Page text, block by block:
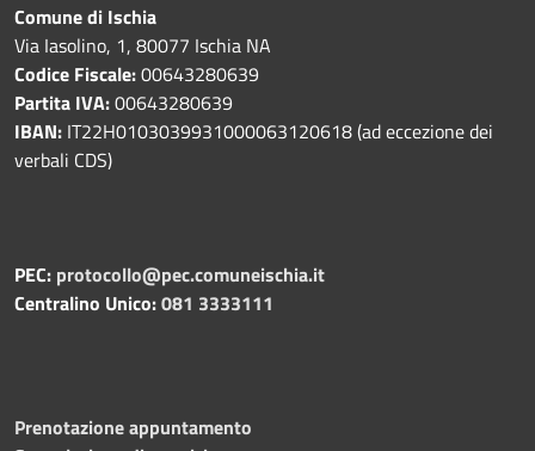
Comune di Ischia
Via Iasolino, 1, 80077 Ischia NA
Codice Fiscale:00643280639
Partita IVA:00643280639
IBAN: IT22H0103039931000063120618 (ad eccezione dei
verbali CDS)
PEC: protocollo@pec.comuneischia.it
Centralino Unico:081 3333111
Prenotazione appuntamento